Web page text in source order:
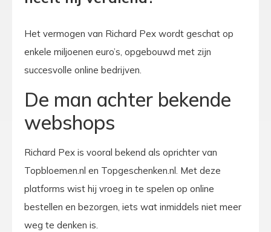
Het vermogen van Richard Pex wordt geschat op
enkele miljoenen euro’s, opgebouwd met zijn
succesvolle online bedrijven.
De man achter bekende
webshops
Richard Pex is vooral bekend als oprichter van
Topbloemen.nl en Topgeschenken.nl. Met deze
platforms wist hij vroeg in te spelen op online
bestellen en bezorgen, iets wat inmiddels niet meer
weg te denken is.